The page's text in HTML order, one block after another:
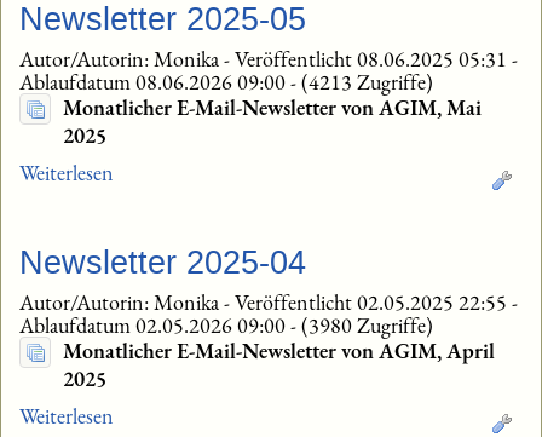
Newsletter 2025-05
Autor/Autorin: Monika-Veröffentlicht 08.06.2025 05:31 -
Ablaufdatum 08.06.2026 09:00-(4213 Zugriffe)
Monatlicher E-Mail-Newsletter von AGIM, Mai
2025
Weiterlesen
Newsletter 2025-04
Autor/Autorin: Monika-Veröffentlicht 02.05.2025 22:55 -
Ablaufdatum 02.05.2026 09:00-(3980 Zugriffe)
Monatlicher E-Mail-Newsletter von AGIM, April
2025
Weiterlesen